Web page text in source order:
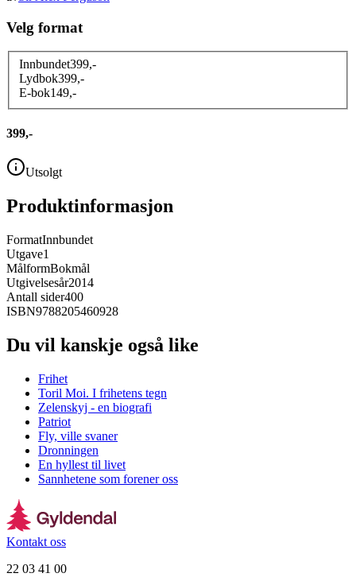
Velg format
Innbundet399,-
Lydbok399,-
E-bok149,-
399,-
Utsolgt
Produktinformasjon
FormatInnbundet
Utgave1
MålformBokmål
Utgivelsesår2014
Antall sider400
ISBN9788205460928
Du vil kanskje også like
Frihet
Toril Moi. I frihetens tegn
Zelenskyj - en biografi
Patriot
Fly, ville svaner
Dronningen
En hyllest til livet
Sannhetene som forener oss
Kontakt oss
22 03 41 00